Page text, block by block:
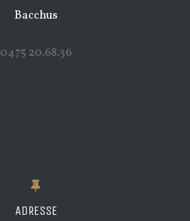
Bacchus
0475 20.68.36
ADRESSE